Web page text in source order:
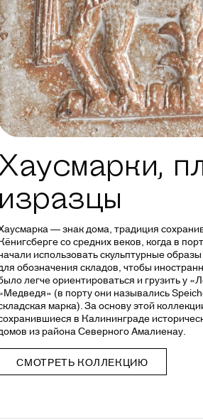
изразцы
— знак дома, традиция
со средних веков, когда в
использовать скульптурные
обозначения складов, чтобы
легче ориентироваться и грузить у
(в порту они назывались
марка). За основу этой
в Калининграде
из района Северного Амалиенау.
СМОТРЕТЬ КОЛЛЕКЦИЮ